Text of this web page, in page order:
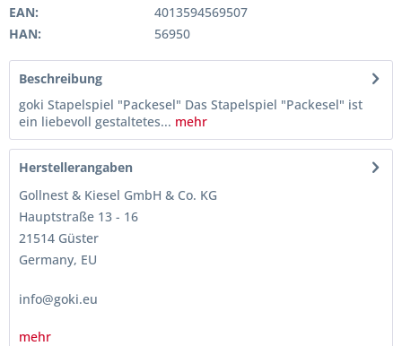
EAN:
4013594569507
HAN:
56950
Beschreibung
goki Stapelspiel "Packesel" Das Stapelspiel "Packesel" ist
ein liebevoll gestaltetes... mehr
Herstellerangaben
Gollnest & Kiesel GmbH & Co. KG
Hauptstraße 13 - 16
21514 Güster
Germany, EU
info@goki.eu
mehr